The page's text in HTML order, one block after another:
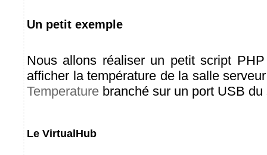
Un petit exemple
Nous allons réaliser un petit script
afficher la température de la salle
Temperature branché sur un port USB
Le VirtualHub